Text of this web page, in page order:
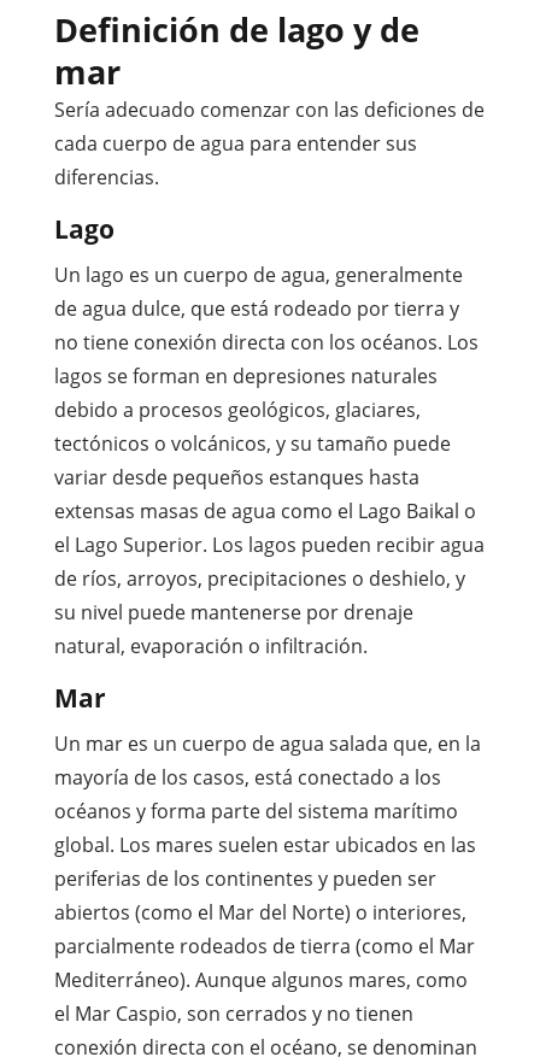
Definición de lago y de
mar
Sería adecuado comenzar con las deficiones de
cada cuerpo de agua para entender sus
diferencias.
Lago
Un lago es un cuerpo de agua, generalmente
de agua dulce, que está rodeado por tierra y
no tiene conexión directa con los océanos. Los
lagos se forman en depresiones naturales
debido a procesos geológicos, glaciares,
tectónicos o volcánicos, y su tamaño puede
variar desde pequeños estanques hasta
extensas masas de agua como el Lago Baikal o
el Lago Superior. Los lagos pueden recibir agua
de ríos, arroyos, precipitaciones o deshielo, y
su nivel puede mantenerse por drenaje
natural, evaporación o infiltración.
Mar
Un mar es un cuerpo de agua salada que, en la
mayoría de los casos, está conectado a los
océanos y forma parte del sistema marítimo
global. Los mares suelen estar ubicados en las
periferias de los continentes y pueden ser
abiertos (como el Mar del Norte) o interiores,
parcialmente rodeados de tierra (como el Mar
Mediterráneo). Aunque algunos mares, como
el Mar Caspio, son cerrados y no tienen
conexión directa con el océano, se denominan